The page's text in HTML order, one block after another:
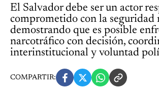
El Salvador debe ser un actor
comprometido con la seguridad
demostrando que es posible
narcotráfico con decisión,
interinstitucional y voluntad
COMPARTIR: